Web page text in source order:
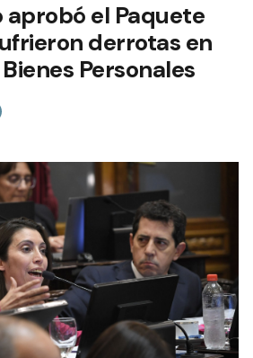
aprobó el Paquete
derrotas en
Personales